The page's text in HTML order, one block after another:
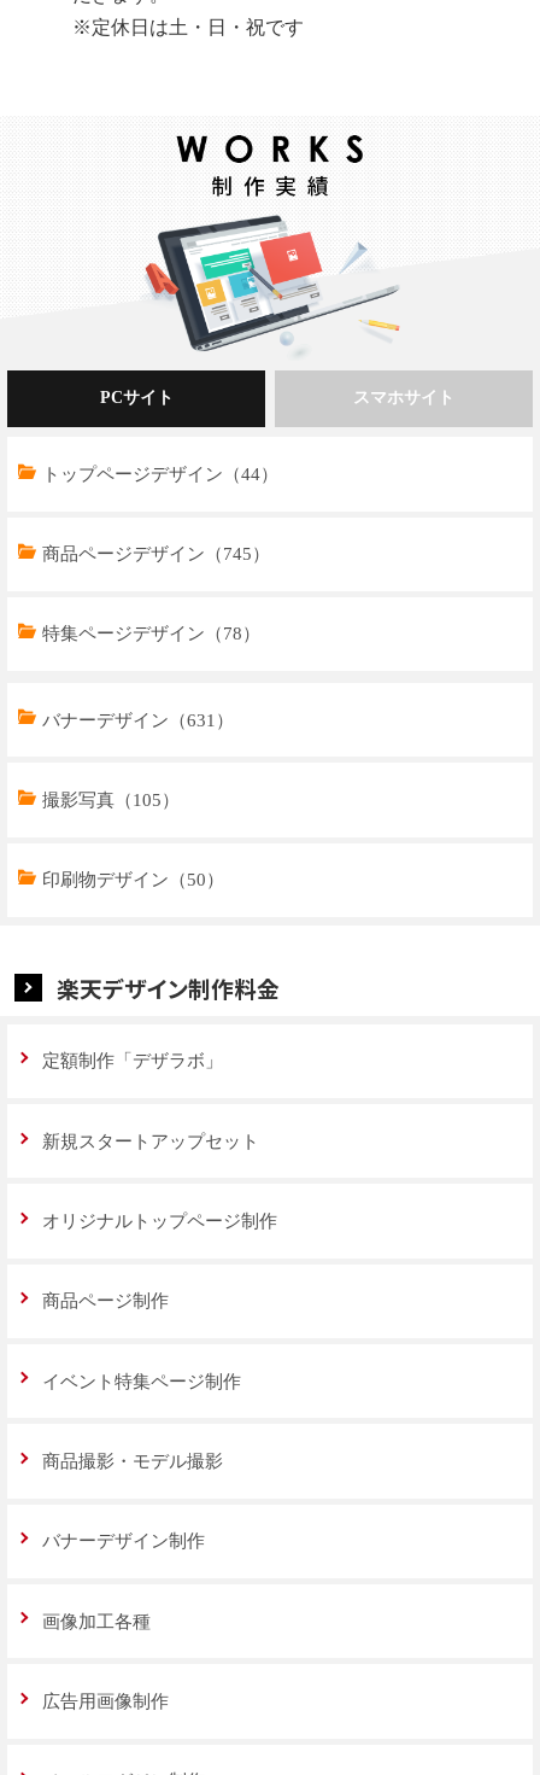
※定休日は土・日・祝です
PCサイト
トップページデザイン（44）
商品ページデザイン（745）
特集ページデザイン（78）
スマホサイト
トップページデザイン（32）
商品ページデザイン（769）
特集ページデザイン（59）
バナーデザイン（631）
撮影写真（105）
印刷物デザイン（50）
楽天デザイン制作料金
定額制作「デザラボ」
新規スタートアップセット
オリジナルトップページ制作
商品ページ制作
イベント特集ページ制作
商品撮影・モデル撮影
バナーデザイン制作
画像加工各種
広告用画像制作